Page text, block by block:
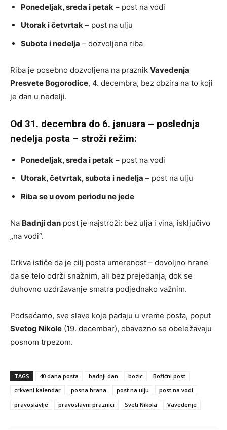
Ponedeljak, sreda i petak – post na vodi
Utorak i četvrtak – post na ulju
Subota i nedelja – dozvoljena riba
Riba je posebno dozvoljena na praznik Vavedenja
Presvete Bogorodice, 4. decembra, bez obzira na to koji
je dan u nedelji.
Od 31. decembra do 6. januara – poslednja
nedelja posta – stroži režim:
Ponedeljak, sreda i petak – post na vodi
Utorak, četvrtak, subota i nedelja – post na ulju
Riba se u ovom periodu ne jede
Na Badnji dan post je najstroži: bez ulja i vina, isključivo
„na vodi“.
Crkva ističe da je cilj posta umerenost – dovoljno hrane
da se telo održi snažnim, ali bez prejedanja, dok se
duhovno uzdržavanje smatra podjednako važnim.
Podsećamo, sve slave koje padaju u vreme posta, poput
Svetog Nikole (19. decembar), obavezno se obeležavaju
posnom trpezom.
TAGS 40 dana posta badnji dan bozic
Božićni post
crkveni kalendar
posna hrana post na ulju
post na vodi
pravoslavlje
pravoslavni praznici Sveti Nikola Vavedenje